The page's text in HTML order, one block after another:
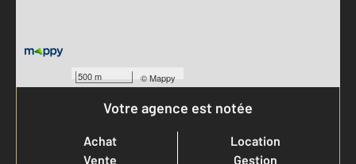
500 m ©Mappy
Votre agence est notée
Achat
Vente
Location
Gestion